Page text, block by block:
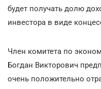
будет получать долю
инвестора в виде
Член комитета по
Богдан Викторович
очень положительно